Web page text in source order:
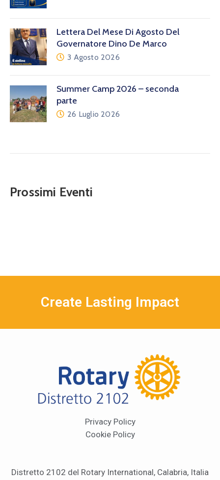
Lettera Del Mese Di Agosto Del
Governatore Dino De Marco
3 Agosto 2026
Summer Camp 2026 – seconda
parte
26 Luglio 2026
Prossimi Eventi
Create Lasting Impact
Privacy Policy
Cookie Policy
Distretto 2102 del Rotary International, Calabria, Italia